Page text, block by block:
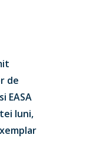
de
EASA
luni,